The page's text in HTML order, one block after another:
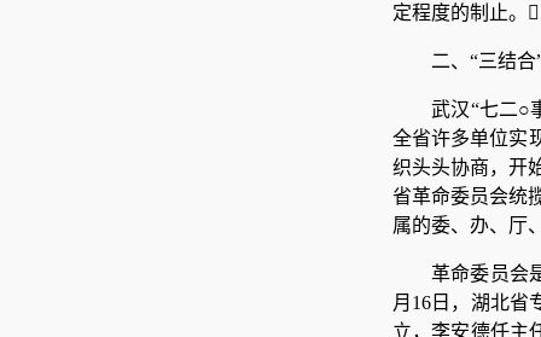
定程度的制止。
二、“三结
武汉“七二○
全省许多单位实
织头头协商，开
省革命委员会统
属的委、办、厅
革命委员会
月16日，湖北省
立，李安德任主